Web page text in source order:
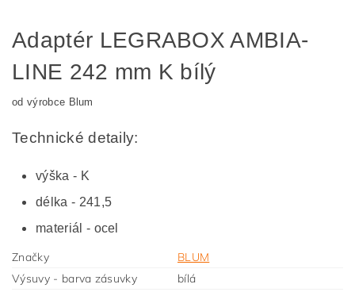
Adaptér LEGRABOX AMBIA-
LINE 242 mm K bílý
od výrobce Blum
Technické detaily:
výška - K
délka - 241,5
materiál - ocel
Značky
BLUM
Výsuvy - barva zásuvky
bílá